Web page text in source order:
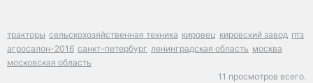
тракторы сельскохозяйственная техника кировец кировский завод птз
агросалон-2016 санкт-петербург ленинградская область москва
московская область
11 просмотров всего.